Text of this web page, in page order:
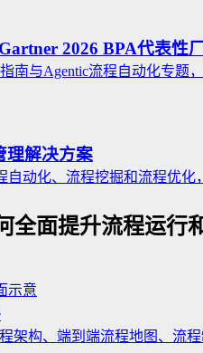
2026 BPA代表性
南与Agentic流程自动化专题
理解决方案
自动化、流程挖掘和流程优化
全面提升流程运行
架构、端到端流程地图、流